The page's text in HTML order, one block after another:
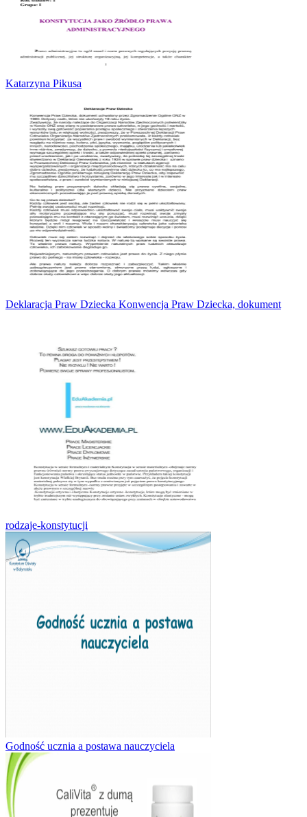
Katarzyna Pikusa
Deklaracja Praw Dziecka Konwencja Praw Dziecka, dokument
rodzaje-konstytucji
Godność ucznia a postawa nauczyciela